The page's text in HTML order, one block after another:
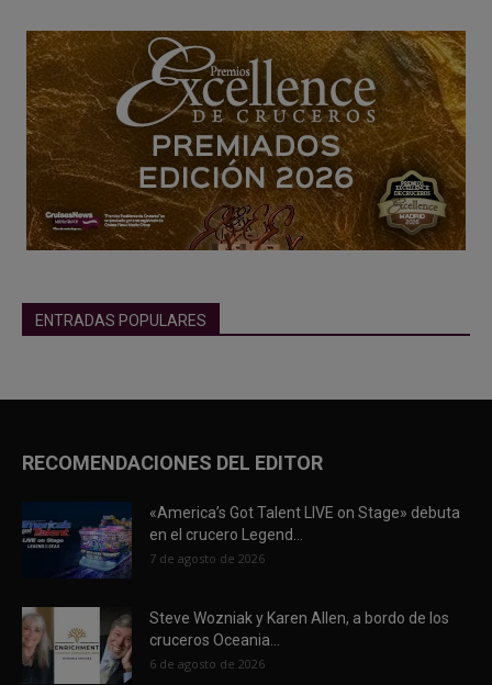
ENTRADAS POPULARES
RECOMENDACIONES DEL EDITOR
«America’s Got Talent LIVE on Stage» debuta
en el crucero Legend...
7 de agosto de 2026
Steve Wozniak y Karen Allen, a bordo de los
cruceros Oceania...
6 de agosto de 2026